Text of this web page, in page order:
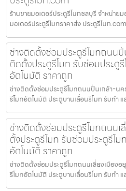
ร้านขายมอเตอร์ประตูรีโมทชลบุรี จำหน่าย
มอเตอร์ประตูรีโมทราคาส่ง ประตูรีโมท
ช่างติดตั้งซ่อมประตูรีโมทถนน
ติดตั้งประตูรีโมท รับซ่อมประตู
อัตโนมัติ ราคาถูก
ช่างติดตั้งซ่อมประตูรีโมทถนนปิ่นเกล้า-น
รีโมทอัตโนมัติ ประตูบานเลื่อนรีโมท รับทำ แ
ช่างติดตั้งซ่อมประตูรีโมทถนนเ
ตั้งประตูรีโมท รับซ่อมประตูรีโม
อัตโนมัติ ราคาถูก
ช่างติดตั้งซ่อมประตูรีโมทถนนเลี่ยงเมืองอ
รีโมทอัตโนมัติ ประตูบานเลื่อนรีโมท รับทำ แ